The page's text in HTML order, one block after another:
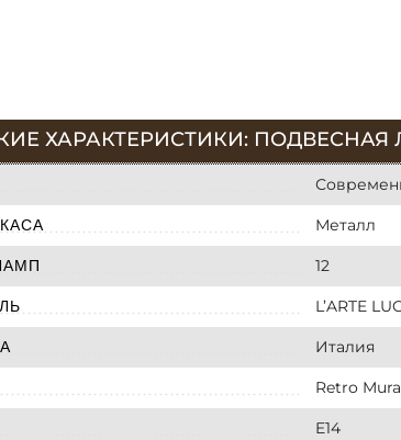
ХАРАКТЕРИСТИКИ: ПОДВЕСНАЯ
Металл
12
L’ARTE
Италия
Retro
E14